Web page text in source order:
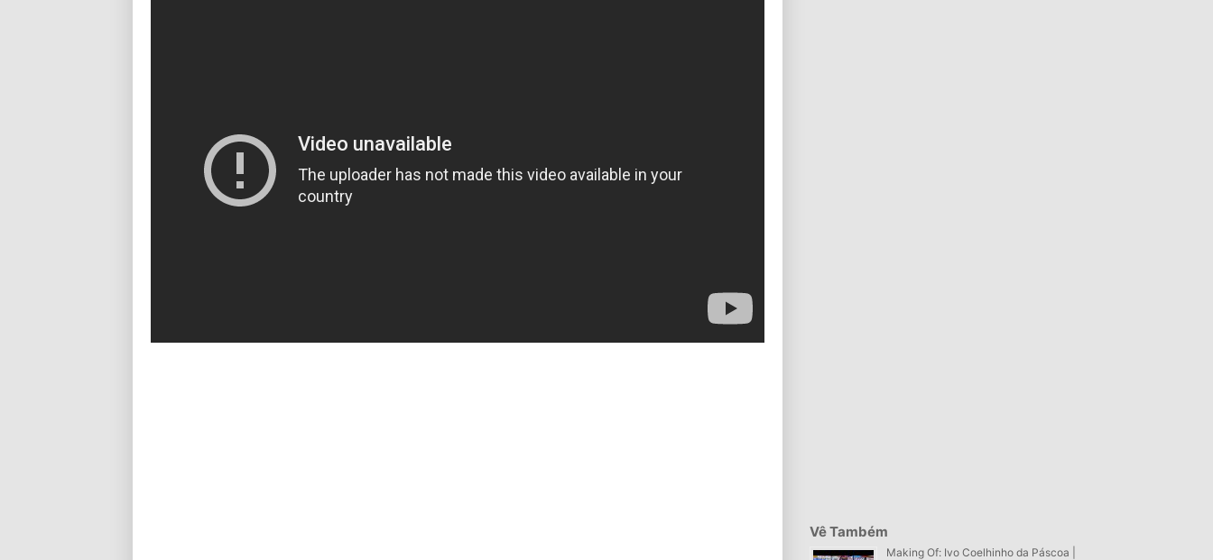
Vê Também
Making Of: Ivo Coelhinho da Páscoa |